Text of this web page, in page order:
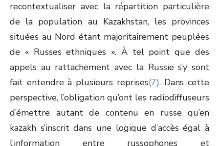
recontextualiser avec la répartition particulière
de la population au Kazakhstan, les provinces
situées au Nord étant majoritairement peuplées
de « Russes ethniques ». À tel point que des
appels au rattachement avec la Russie s’y sont
fait entendre à plusieurs reprises(7). Dans cette
perspective, l’obligation qu’ont les radiodiffuseurs
d’émettre autant de contenu en russe qu’en
kazakh s’inscrit dans une logique d’accès égal à
l’information entre russophones et